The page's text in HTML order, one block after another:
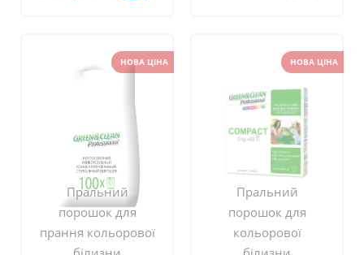
НОВА ЦІНА
Пральний
порошок для
прання кольорової
НОВА ЦІНА
Пральний
порошок для
кольорової